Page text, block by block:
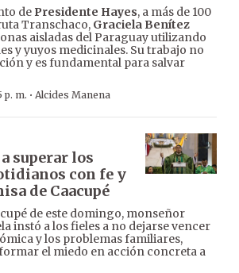
de Presidente Hayes, a más de 100
Transchaco, Graciela Benítez
aisladas del Paraguay utilizando
y yuyos medicinales. Su trabajo no
y es fundamental para salvar
p. m. · Alcides Manena
superar los
con fe y
de Caacupé
de este domingo, monseñor
instó a los fieles a no dejarse vencer
y los problemas familiares,
el miedo en acción concreta a